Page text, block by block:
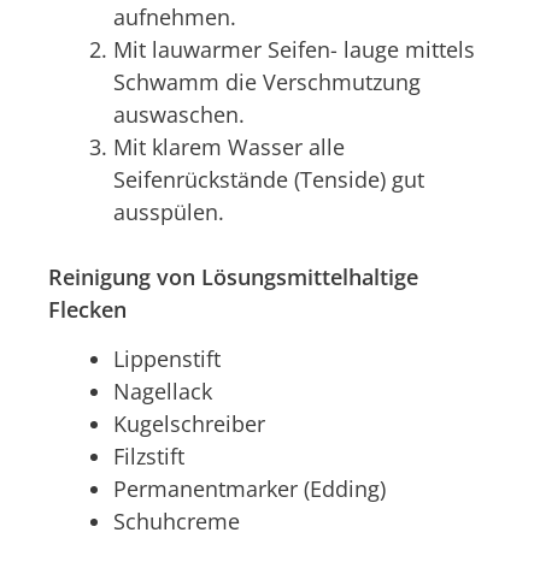
aufnehmen.
Mit lauwarmer Seifen- lauge mittels
Schwamm die Verschmutzung
auswaschen.
Mit klarem Wasser alle
Seifenrückstände (Tenside) gut
ausspülen.
Reinigung von Lösungsmittelhaltige
Flecken
Lippenstift
Nagellack
Kugelschreiber
Filzstift
Permanentmarker (Edding)
Schuhcreme